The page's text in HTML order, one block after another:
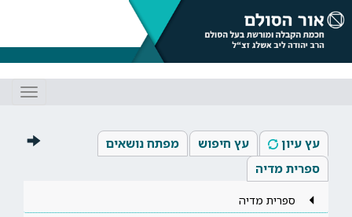
עץ עיון עץ חיפוש
מפתח נושאים
ספרית מדיה
ספרית מדיה